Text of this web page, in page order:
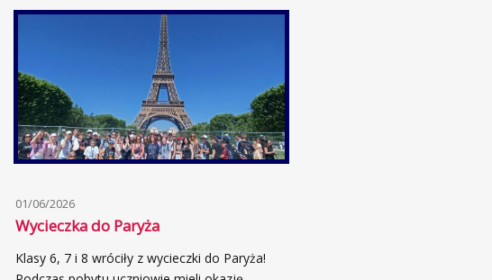
01/06/2026
Wycieczka do Paryża
Klasy 6, 7 i 8 wróciły z wycieczki do Paryża!